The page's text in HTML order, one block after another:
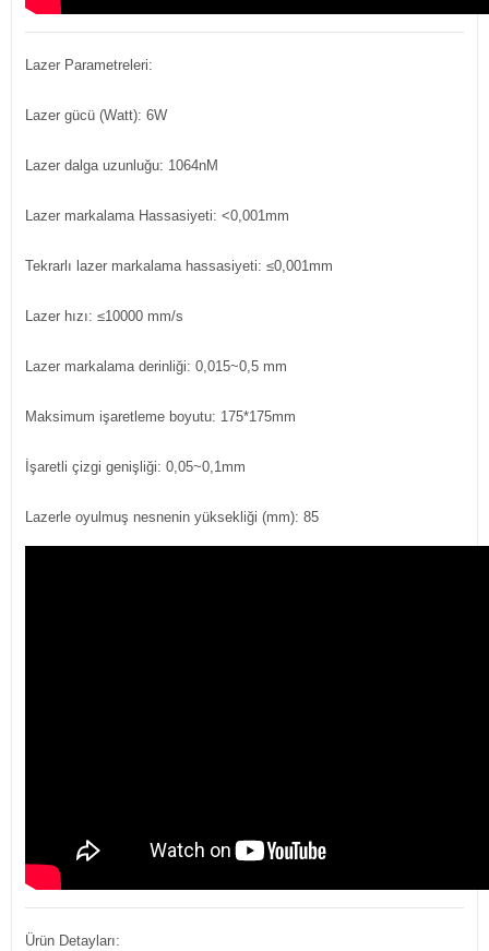
Lazer Parametreleri:
Lazer gücü (Watt): 6W
Lazer dalga uzunluğu: 1064nM
Lazer markalama Hassasiyeti: <0,001mm
Tekrarlı lazer markalama hassasiyeti: ≤0,001mm
Lazer hızı: ≤10000 mm/s
Lazer markalama derinliği: 0,015~0,5 mm
Maksimum işaretleme boyutu: 175*175mm
İşaretli çizgi genişliği: 0,05~0,1mm
Lazerle oyulmuş nesnenin yüksekliği (mm): 85
Ürün Detayları: